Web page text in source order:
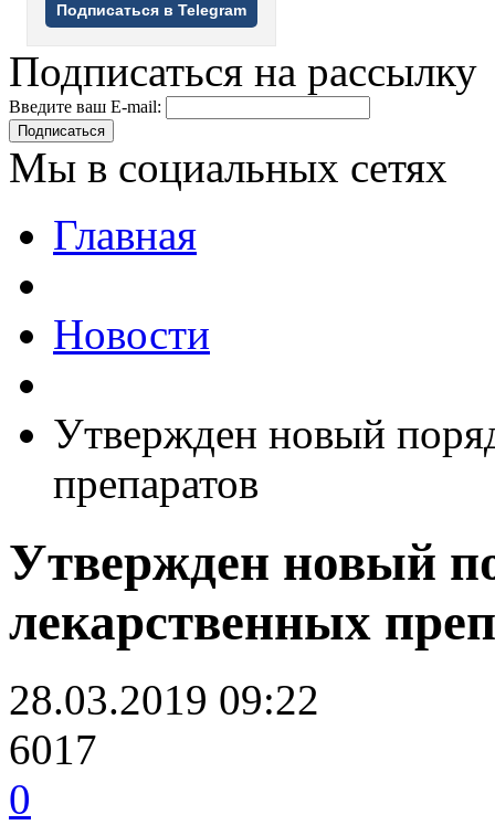
Подписаться в Telegram
Подписаться на рассылку
Введите ваш E-mail:
Подписаться
Мы в социальных сетях
Главная
Новости
Утвержден новый
препаратов
Утвержден новый
лекарственных
28.03.2019 09:22
6017
0